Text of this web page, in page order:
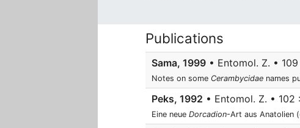
Publications
Sama, 1999 • Entomol. Z. •
Notes on some Cerambycidae names
Peks, 1992 • Entomol. Z. • 102
Eine neue Dorcadion-Art aus Anatolien (